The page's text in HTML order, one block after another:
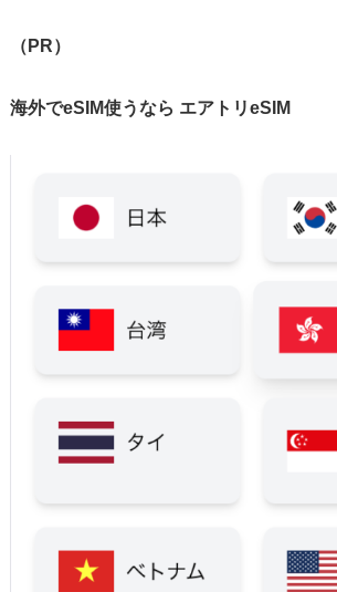
（PR）
海外でeSIM使うなら エアトリeSIM